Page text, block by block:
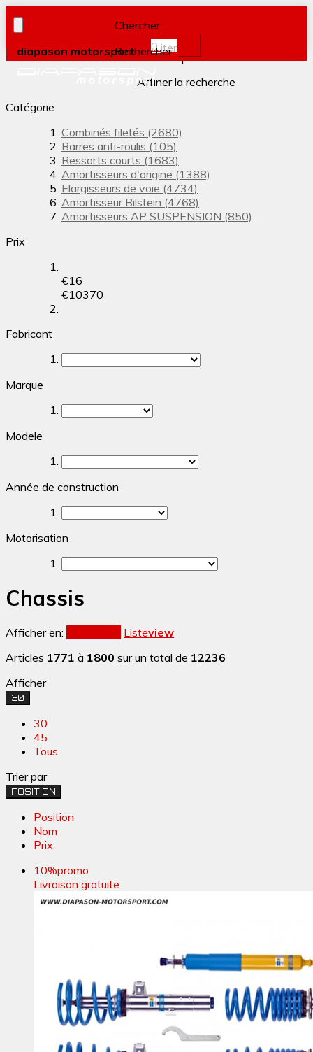
diapason motorsport
Chercher
Rechercher :
0item(s)
Filtrer par
Affiner la recherche
Catégorie
Combinés filetés (2680)
Barres anti-roulis (105)
Ressorts courts (1683)
Amortisseurs d'origine (1388)
Elargisseurs de voie (4734)
Amortisseur Bilstein (4768)
Amortisseurs AP SUSPENSION (850)
Prix
€16
€10370
Fabricant
Marque
Modele
Année de construction
Motorisation
Chassis
Afficher en: Listeview
Articles 1771 à 1800 sur un total de 12236
Afficher
30
30
45
Tous
Trier par
POSITION
Position
Nom
Prix
10%promo
Livraison gratuite